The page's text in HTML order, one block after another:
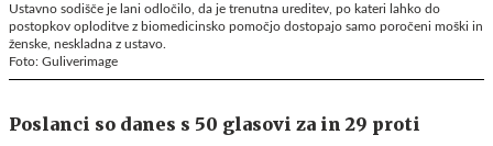
Ustavno sodišče je lani odločilo, da je trenutna ureditev, po kateri lahko do
postopkov oploditve z biomedicinsko pomočjo dostopajo samo poročeni moški in
ženske, neskladna z ustavo.
Foto: Guliverimage
Poslanci so danes s 50 glasovi za in 29 proti